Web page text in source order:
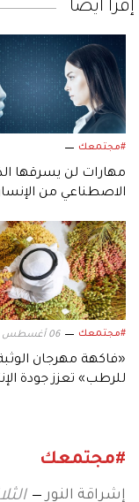
إقرأ أيضاً
#مجتمعك
مهارات لن يسرقها
الاصطناعي من
#مجتمعك 06 أغسطس
«فاكهة مهرجان
للرطب» تعزز جودة
#مجتمعك
إشراقة النور الثلاثاء 6